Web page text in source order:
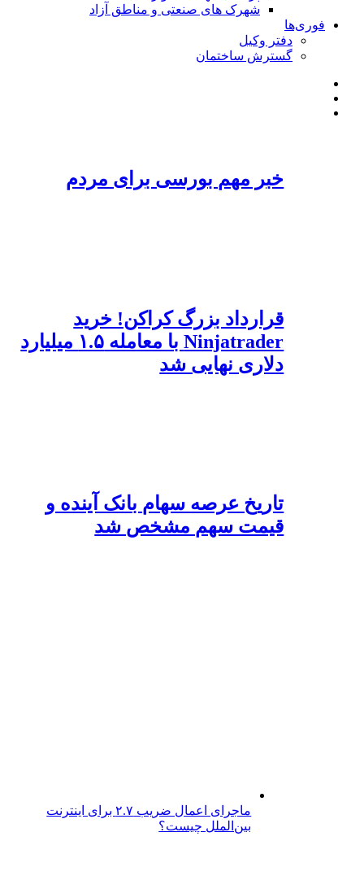
شهرک های صنعتی و مناطق آزاد
فوری‌ها
دفتر وکیل
گسترش ساختمان
خبر مهم بورسی برای مردم
قرارداد بزرگ کراکن! خرید
Ninjatrader با معامله ۱.۵ میلیارد
دلاری نهایی شد
تاریخ عرصه سهام بانک آینده و
قیمت سهم مشخص شد
ماجرای اعمال ضریب ۲.۷ برای اینترنت
بین‌الملل چیست؟